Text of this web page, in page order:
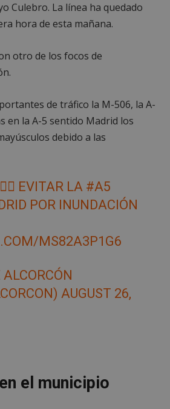
Culebro. La línea ha quedado
hora de esta mañana.
otro de los focos de
de tráfico la M-506, la A-
en la A-5 sentido Madrid los
debido a las
👉🏻 EVITAR LA #A5
POR INUNDACIÓN
MS82A3P1G6
AUGUST 26,
el municipio